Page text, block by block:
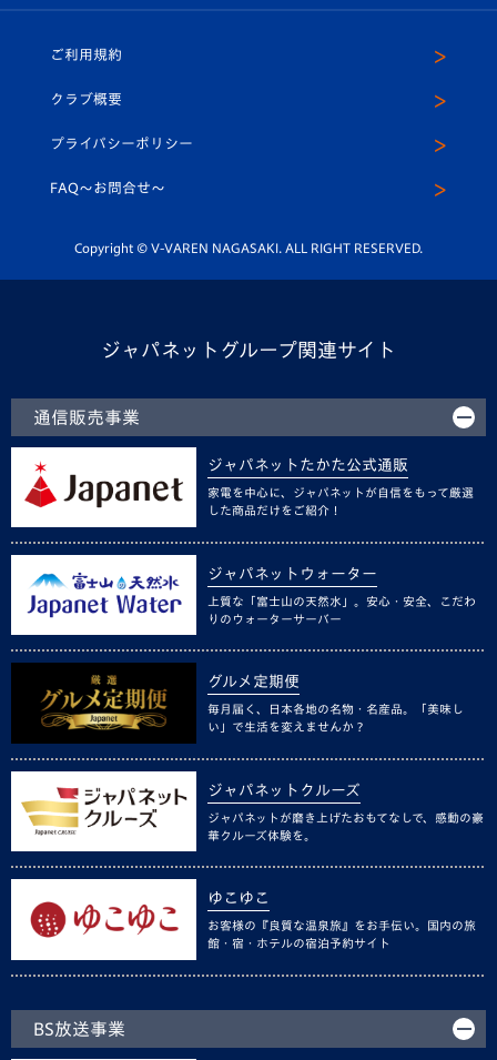
ホームタウン
平和祈念活動
ホームタウン活動
U-18
スクール
ヴィヴィくんインスタグラム
公式LINE＠
ご利用規約
クラブ概要
プライバシーポリシー
FAQ〜お問合せ〜
Copyright © V-VAREN NAGASAKI. ALL RIGHT RESERVED.
ジャパネットグループ関連サイト
通信販売事業
ジャパネットたかた公式通販
家電を中心に、ジャパネットが自信をもって厳選
した商品だけをご紹介！
ジャパネットウォーター
上質な「富士山の天然水」。安心・安全、こだわ
りのウォーターサーバー
グルメ定期便
毎月届く、日本各地の名物・名産品。「美味し
い」で生活を変えませんか？
ジャパネットクルーズ
ジャパネットが磨き上げたおもてなしで、感動の豪
華クルーズ体験を。
ゆこゆこ
お客様の『良質な温泉旅』をお手伝い。国内の旅
館・宿・ホテルの宿泊予約サイト
BS放送事業